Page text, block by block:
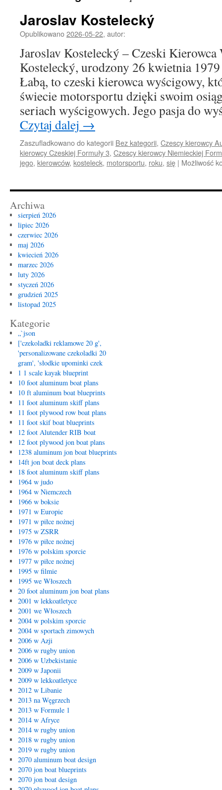
Jaroslav Kostelecký
Opublikowano2026-05-22, autor:
Jaroslav Kostelecký – Czeski
Kostelecký, urodzony 26 kwietnia
Łabą, to czeski kierowca wyścigowy,
świecie motorsportu dzięki swoim
seriach wyścigowych. Jego pasja do
Czytaj dalej →
Zaszufladkowano do kategorii Bez kategorii, Czescy kierowcy
kierowcy Czeskiej Formuły 3, Czescy kierowcy Niemieckiej
jego, kierowców, kosteleck, motorsportu, roku, się | Możliwość
Archiwa
sierpień 2026
lipiec 2026
czerwiec 2026
maj 2026
kwiecień 2026
marzec 2026
luty 2026
styczeń 2026
grudzień 2025
listopad 2025
Kategorie
„`json
['czekoladki reklamowe 20 g',
'personalizowane czekoladki 20
gram', 'słodkie upominki czek
1 1 scale kayak blueprint
10 foot aluminum boat plans
10 ft aluminum boat blueprints
11 foot aluminum skiff plans
11 foot plywood row boat plans
11 foot skif boat blueprints
12 foot Alutender RIB boat
12 foot plywood jon boat plans
1238 aluminum jon boat blueprints
14ft jon boat deck plans
18 foot aluminum skiff plans
1964 w judo
1964 w Niemczech
1966 w boksie
1971 w Europie
1971 w piłce nożnej
1975 w ZSRR
1976 w piłce nożnej
1976 w polskim sporcie
1977 w piłce nożnej
1995 w filmie
1995 we Włoszech
20 foot aluminum jon boat plans
2001 w lekkoatletyce
2001 we Włoszech
2004 w polskim sporcie
2004 w sportach zimowych
2006 w Azji
2006 w rugby union
2006 w Uzbekistanie
2009 w Japonii
2009 w lekkoatletyce
2012 w Libanie
2013 na Węgrzech
2013 w Formule 1
2014 w Afryce
2014 w rugby union
2018 w rugby union
2019 w rugby union
2070 aluminum boat design
2070 jon boat blueprints
2070 jon boat design